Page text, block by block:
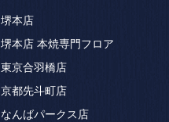
堺本店
堺本店 本焼専門フロア
東京合羽橋店
京都先斗町店
なんばパークス店